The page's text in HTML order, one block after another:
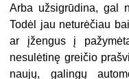
Arba užsigrūdina, gal
Todėl jau neturėčiau
ar įžengus į
nesulėtinę greičio
naujų, galingų